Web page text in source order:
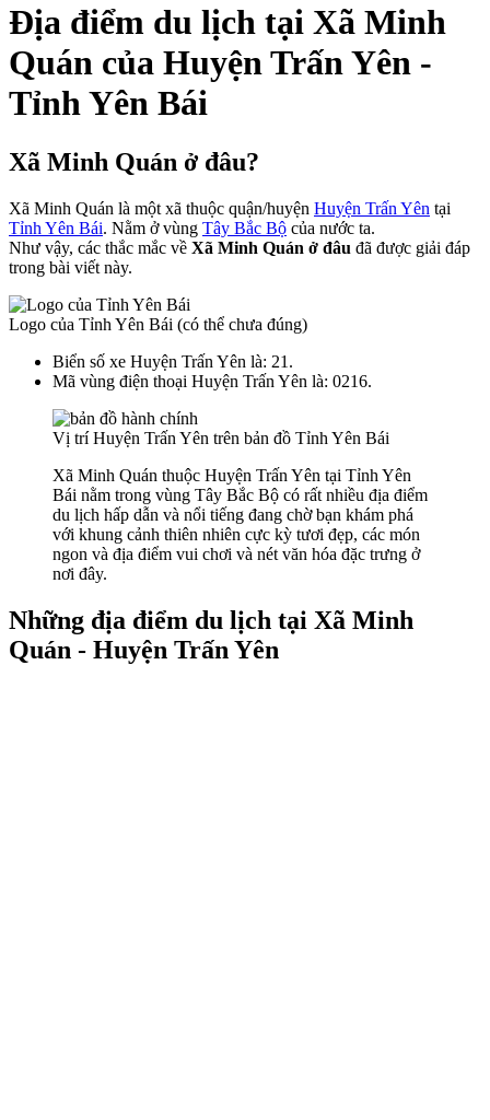
Địa điểm du lịch tại Xã Minh
Quán của Huyện Trấn Yên -
Tỉnh Yên Bái
Xã Minh Quán ở đâu?
Xã Minh Quán là một xã thuộc quận/huyện Huyện Trấn Yên tại
Tỉnh Yên Bái. Nằm ở vùng Tây Bắc Bộ của nước ta.
Như vậy, các thắc mắc về Xã Minh Quán ở đâu đã được giải đáp
trong bài viết này.
Logo của Tỉnh Yên Bái (có thể chưa đúng)
Biển số xe Huyện Trấn Yên là: 21.
Mã vùng điện thoại Huyện Trấn Yên là: 0216.
Vị trí Huyện Trấn Yên trên bản đồ Tỉnh Yên Bái
Xã Minh Quán thuộc Huyện Trấn Yên tại Tỉnh Yên
Bái nằm trong vùng Tây Bắc Bộ có rất nhiều địa điểm
du lịch hấp dẫn và nổi tiếng đang chờ bạn khám phá
với khung cảnh thiên nhiên cực kỳ tươi đẹp, các món
ngon và địa điểm vui chơi và nét văn hóa đặc trưng ở
nơi đây.
Những địa điểm du lịch tại Xã Minh
Quán - Huyện Trấn Yên